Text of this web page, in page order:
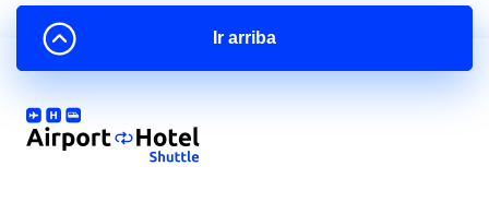
Ir arriba